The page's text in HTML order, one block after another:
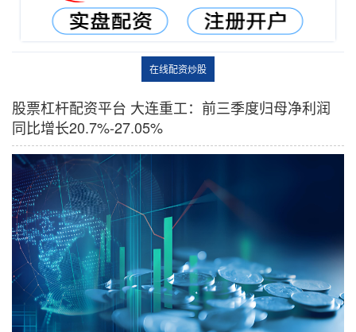
在线配资炒股
股票杠杆配资平台 大连重工：前三季度归母净利润
同比增长20.7%-27.05%